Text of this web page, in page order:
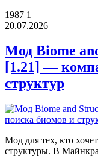
1987 1
20.07.2026
Мод Biome
[1.21] —
структур
Мод для тех, кто
структуры. В